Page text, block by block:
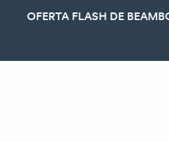
OFERTA FLASH DE